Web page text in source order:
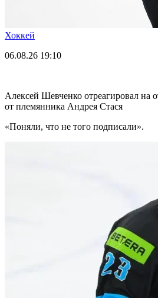
Хоккей
06.08.26 19:10
Алексей Шевченко отреагировал на
от племянника Андрея Стася
«Поняли, что не того подписали».